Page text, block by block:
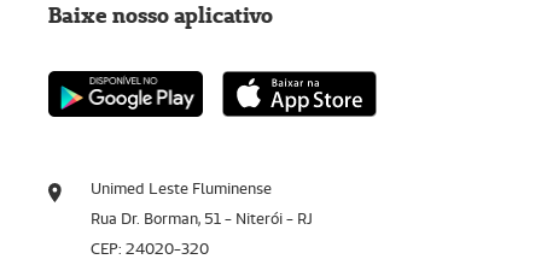
Unimed Leste Fluminense
Rua Dr. Borman, 51 - Niterói - RJ
CEP: 24020-320
Baixe nosso aplicativo